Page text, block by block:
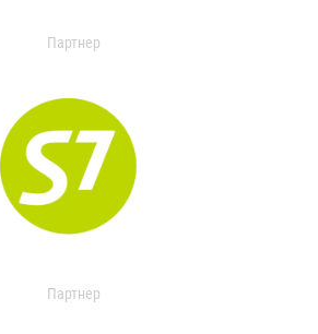
Партнер
Партнер